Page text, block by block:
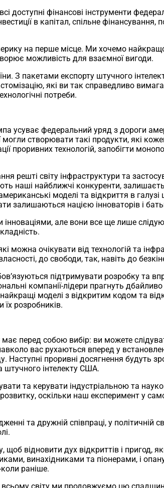
доступні фінансові інструменти
в капітал, спільне
на перше місце. Ми хочемо
можливість для взаємної вигоди.
З пакетами експорту штучного
які ви так справедливо
потреби.
усуває федеральний уряд з дороги
могли створювати такі продукти, які
проривних технологій, запобігти
решті світу інфраструктури та
наші найближчі конкуренти,
моделі та відкриття в
залишаються нацією інноваторів і
але вони все ще лише
можна очікувати від технологій та
до свободи, так, навіть до
підтримувати розробку та
компанії-лідери прагнуть
моделі з відкритим кодом та
розробників.
перед собою вибір: ви можете
вас рухаються вперед у
проривні досягнення будуть
штучного інтелекту США.
та керувати індустріальною та
оскільки наш експеримент у
та дружній співпраці, у політичній
відновити дух відкриттів і пригод,
винахідниками та піонерами, і
раніше.